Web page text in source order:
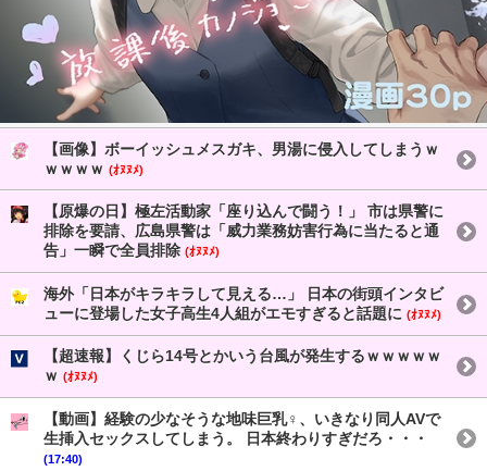
【画像】ボーイッシュメスガキ、男湯に侵入してしまうｗ
ｗｗｗｗ (ｵﾇﾇﾒ)
【原爆の日】極左活動家「座り込んで闘う！」 市は県警に
排除を要請、広島県警は「威力業務妨害行為に当たると通
告」一瞬で全員排除 (ｵﾇﾇﾒ)
海外「日本がキラキラして見える…」 日本の街頭インタビ
ューに登場した女子高生4人組がエモすぎると話題に (ｵﾇﾇﾒ)
【超速報】くじら14号とかいう台風が発生するｗｗｗｗｗ
ｗ (ｵﾇﾇﾒ)
【動画】経験の少なそうな地味巨乳♀、いきなり同人AVで
生挿入セックスしてしまう。 日本終わりすぎだろ・・・
(17:40)